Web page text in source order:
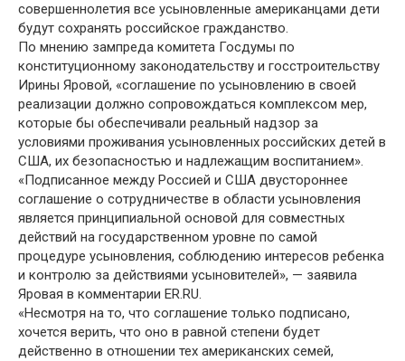
совершеннолетия все усыновленные американцами дети
будут сохранять российское гражданство.
По мнению зампреда комитета Госдумы по
конституционному законодательству и госстроительству
Ирины Яровой, «соглашение по усыновлению в своей
реализации должно сопровождаться комплексом мер,
которые бы обеспечивали реальный надзор за
условиями проживания усыновленных российских детей в
США, их безопасностью и надлежащим воспитанием».
«Подписанное между Россией и США двустороннее
соглашение о сотрудничестве в области усыновления
является принципиальной основой для совместных
действий на государственном уровне по самой
процедуре усыновления, соблюдению интересов ребенка
и контролю за действиями усыновителей», — заявила
Яровая в комментарии ER.RU.
«Несмотря на то, что соглашение только подписано,
хочется верить, что оно в равной степени будет
действенно в отношении тех американских семей,